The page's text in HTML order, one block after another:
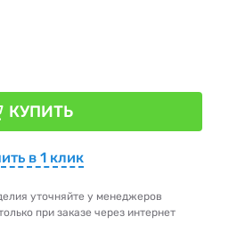
КУПИТЬ
в 1 клик
уточняйте у менеджеров
при заказе через интернет